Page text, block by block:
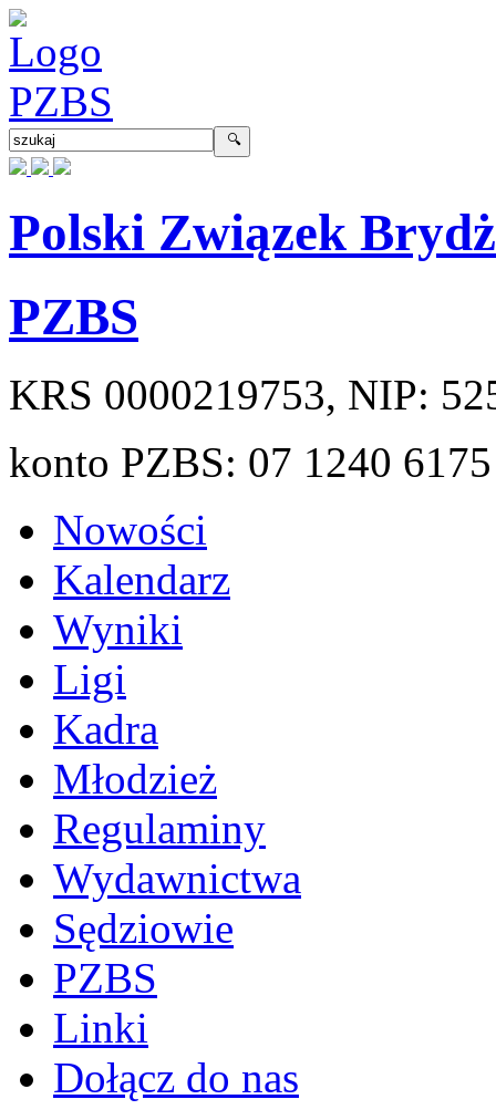
Polski Związek
PZBS
KRS 0000219753, NIP:
konto PZBS: 07 1240
Nowości
Kalendarz
Wyniki
Ligi
Kadra
Młodzież
Regulaminy
Wydawnictwa
Sędziowie
PZBS
Linki
Dołącz do nas